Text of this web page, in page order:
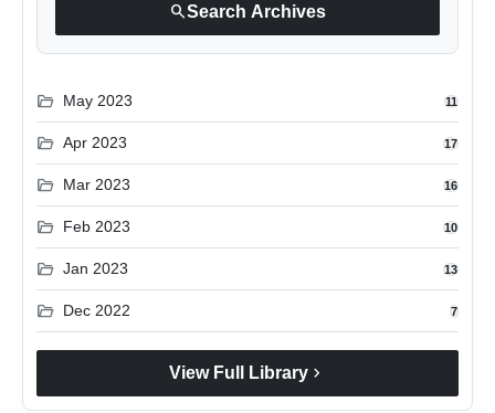
searchSearch Archives
folder_open May 2023 11
folder_open Apr 2023 17
folder_open Mar 2023 16
folder_open Feb 2023 10
folder_open Jan 2023 13
folder_open Dec 2022 7
View Full Library chevron_right